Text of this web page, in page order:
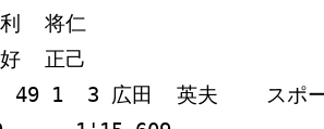
将仁
正己
49 1  3 広田  英夫    スポー